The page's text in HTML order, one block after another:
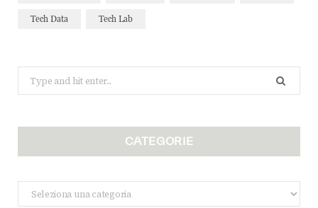
Tech Data Tech Lab
for:
CATEGORIE
Categorie